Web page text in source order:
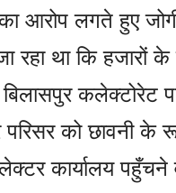
आरोप लगते हुए
रहा था कि हजारों
कलेक्टोरेट
परिसर को छावनी के
कार्यालय पहुँचने